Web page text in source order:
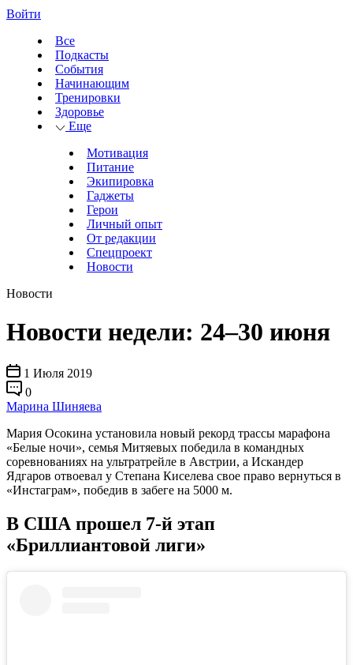
Войти
Все
Подкасты
События
Начинающим
Тренировки
Здоровье
Еще
Мотивация
Питание
Экипировка
Гаджеты
Герои
Личный опыт
От редакции
Спецпроект
Новости
Новости
Новости недели: 24–30 июня
1 Июля 2019
0
Марина Шиняева
Мария Осокина установила новый рекорд трассы марафона
«Белые ночи», семья Митяевых победила в командных
соревнованиях на ультратрейле в Австрии, а Искандер
Ядгаров отвоевал у Степана Киселева свое право вернуться в
«Инстаграм», победив в забеге на 5000 м.
В США прошел 7-й этап
«Бриллиантовой лиги»